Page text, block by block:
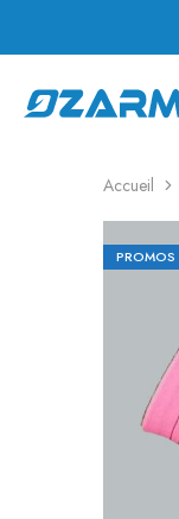
Accueil
PROMOS